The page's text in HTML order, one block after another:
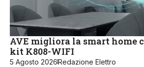
AVE migliora la smart home
kit K808-WIFI
5 Agosto 2026Redazione Elettro